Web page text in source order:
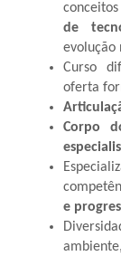
de
evolução
Curso
oferta
Corpo
e